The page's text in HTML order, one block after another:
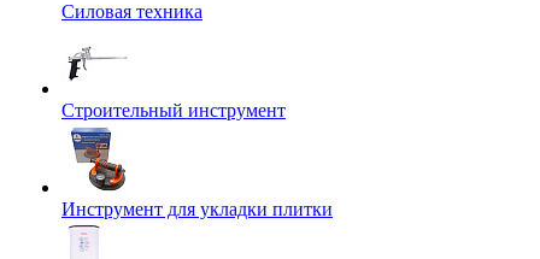
Силовая техника
Строительный инструмент
Инструмент для укладки плитки